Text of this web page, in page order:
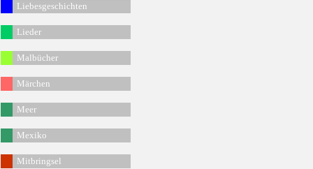
Liebesgeschichten
Lieder
Malbücher
Märchen
Meer
Mexiko
Mitbringsel